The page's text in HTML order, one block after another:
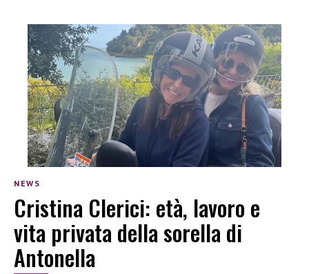
NEWS
Cristina Clerici: età, lavoro e
vita privata della sorella di
Antonella